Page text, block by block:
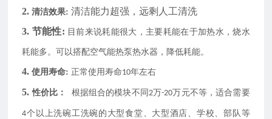
2.清洁效果: 清洁能力超强，远剩人工清洗
3. 节能性: 目前来说耗能很大，主要耗能在于加热水，烧水
耗能多。可以搭配空气能热泵热水器，降低耗能。
4.使用寿命: 正常使用寿命10年左右
5.性价比： 根据组合的模块不同2万-20万元不等，适合需要
4个以上洗碗工洗碗的大型食堂、大型酒店、学校、部队等